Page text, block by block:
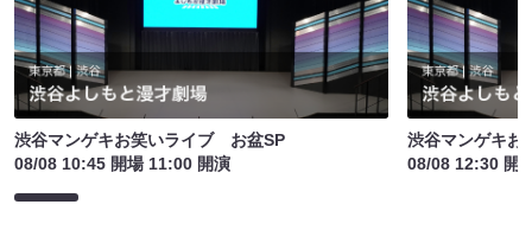
渋谷マンゲキお笑いライブ お盆SP
08/08 10:45 開場 11:00 開演
渋谷マンゲキ
08/08 12:30 開